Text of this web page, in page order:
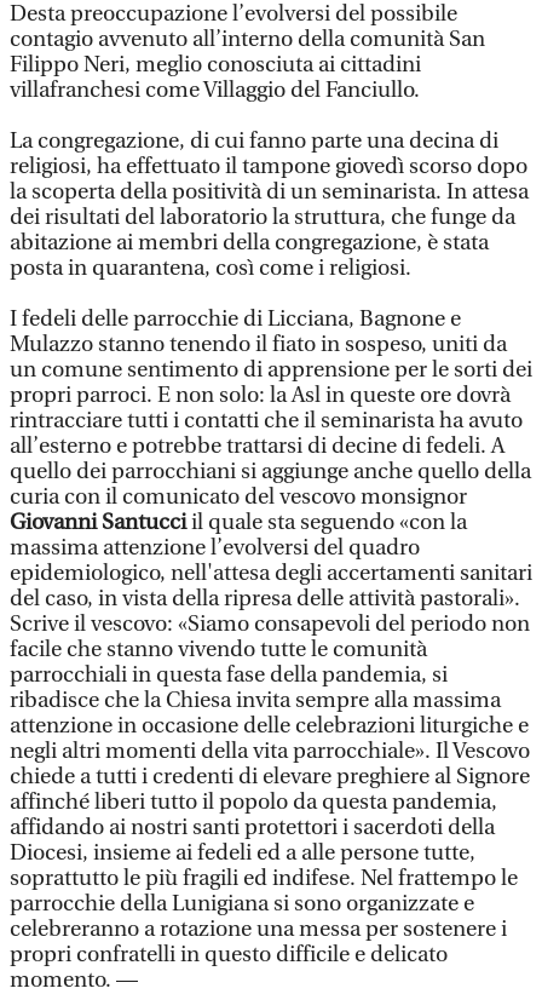
Desta preoccupazione l’evolversi del possibile
contagio avvenuto all’interno della comunità San
Filippo Neri, meglio conosciuta ai cittadini
villafranchesi come Villaggio del Fanciullo.
La congregazione, di cui fanno parte una decina di
religiosi, ha effettuato il tampone giovedì scorso dopo
la scoperta della positività di un seminarista. In attesa
dei risultati del laboratorio la struttura, che funge da
abitazione ai membri della congregazione, è stata
posta in quarantena, così come i religiosi.
I fedeli delle parrocchie di Licciana, Bagnone e
Mulazzo stanno tenendo il fiato in sospeso, uniti da
un comune sentimento di apprensione per le sorti dei
propri parroci. E non solo: la Asl in queste ore dovrà
rintracciare tutti i contatti che il seminarista ha avuto
all’esterno e potrebbe trattarsi di decine di fedeli. A
quello dei parrocchiani si aggiunge anche quello della
curia con il comunicato del vescovo monsignor
Giovanni Santucciil quale sta seguendo «con la
massima attenzione l’evolversi del quadro
epidemiologico, nell'attesa degli accertamenti sanitari
del caso, in vista della ripresa delle attività pastorali».
Scrive il vescovo: «Siamo consapevoli del periodo non
facile che stanno vivendo tutte le comunità
parrocchiali in questa fase della pandemia, si
ribadisce che la Chiesa invita sempre alla massima
attenzione in occasione delle celebrazioni liturgiche e
negli altri momenti della vita parrocchiale». Il Vescovo
chiede a tutti i credenti di elevare preghiere al Signore
affinché liberi tutto il popolo da questa pandemia,
affidando ai nostri santi protettori i sacerdoti della
Diocesi, insieme ai fedeli ed a alle persone tutte,
soprattutto le più fragili ed indifese. Nel frattempo le
parrocchie della Lunigiana si sono organizzate e
celebreranno a rotazione una messa per sostenere i
propri confratelli in questo difficile e delicato
momento. —